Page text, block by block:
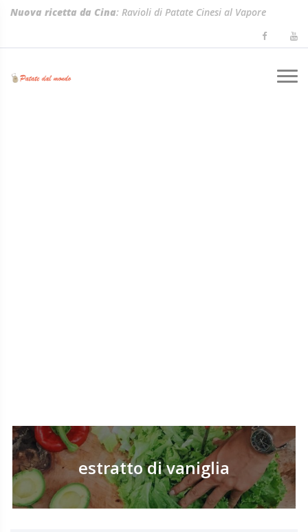
Nuova ricetta da Cina: Ravioli di Patate Cinesi al Vapore
estratto di vaniglia